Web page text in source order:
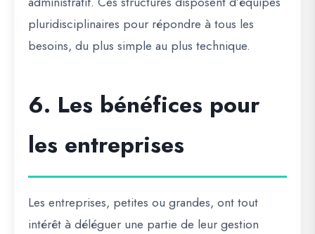
pluridisciplinaires pour répondre à tous les
besoins, du plus simple au plus technique.
6. Les bénéfices pour
les entreprises
Les entreprises, petites ou grandes, ont tout
intérêt à déléguer une partie de leur gestion